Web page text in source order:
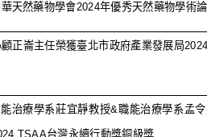
天然藥物學會2024年優秀天然藥物學術
正崙主任榮獲臺北市政府產業發展局
治療學系莊宜靜教授&職能治療學系孟
TSAA台灣永續行動獎銅級獎